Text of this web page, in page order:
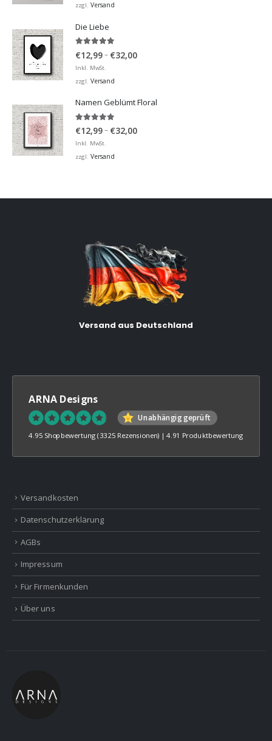
zzgl. Versand
Die Liebe
€12,99– €32,00Preisspanne:
Inkl. MwSt.
zzgl. Versand
Namen Geblümt Floral
5.00von 5
€12,99– €32,00Preisspanne:
Inkl. MwSt.
zzgl. Versand
Versand aus Deutschland
ARNA Designs
Unabhängig geprüft
4.95 Shopbewertung (3325 Rezensionen) |4.91 Produktbewertung
Versandkosten
Datenschutzerklärung
AGBs
Impressum
Für Firmenkunden
Über uns